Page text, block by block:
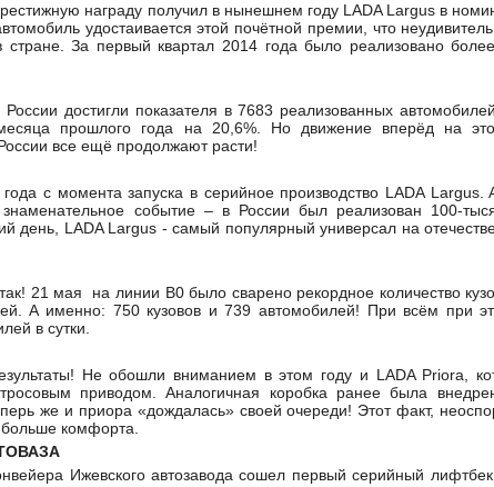
награду получил в нынешнем году LADA Largus в
удостаивается этой почётной премии, что
За первый квартал 2014 года было реализовано
достигли показателя в 7683 реализованных
прошлого года на 20,6%. Но движение вперёд на
все ещё продолжают расти!
с момента запуска в серийное производство LADA Largus.
событие – в России был реализован 100-
день, LADA Largus - самый популярный универсал на
21 мая на линии B0 было сварено рекордное количество
A именно: 750 кузовов и 739 автомобилей! При всём при
в сутки.
Не обошли вниманием в этом году и LADA Priora,
приводом. Аналогичная коробка ранее была
же и приора «дождалась» своей очереди! Этот факт,
комфорта.
Ижевского автозавода сошел первый серийный